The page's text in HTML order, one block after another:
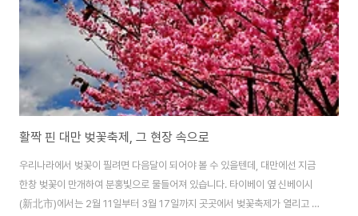
활짝 핀 대만 벚꽃축제, 그 현장 속으로
우리나라에서 벚꽃이 필려면 다음달이 되어야 볼 수 있을텐데, 대만에선 지금
한창 벚꽃이 만개하여 분홍빛으로 물들어져 있습니다. 타이베이 옆 신베이시
(新北市)에서는 2월 11일부터 3월 17일까지 곳곳에서 벚꽃축제가 열리고 있